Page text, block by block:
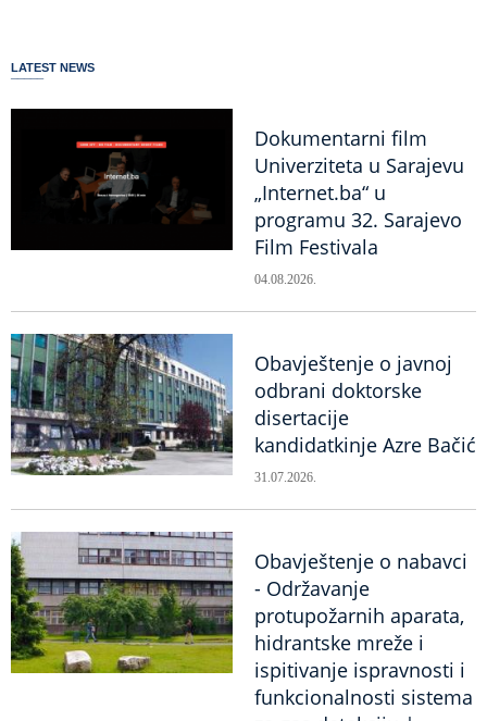
LATEST NEWS
Dokumentarni film
Univerziteta u Sarajevu
„Internet.ba“ u
programu 32. Sarajevo
Film Festivala
04.08.2026.
Obavještenje o javnoj
odbrani doktorske
disertacije
kandidatkinje Azre Bačić
31.07.2026.
Obavještenje o nabavci
- Održavanje
protupožarnih aparata,
hidrantske mreže i
ispitivanje ispravnosti i
funkcionalnosti sistema